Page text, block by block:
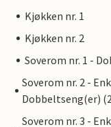
Kjøkken nr. 1
Kjøkken nr. 2
Soverom nr. 1 -
Soverom nr. 2 -
Dobbeltseng(er)
Soverom nr. 3 -